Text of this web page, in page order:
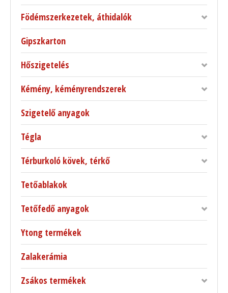
Födémszerkezetek, áthidalók
Gipszkarton
Hőszigetelés
Kémény, kéményrendszerek
Szigetelő anyagok
Tégla
Térburkoló kövek, térkő
Tetőablakok
Tetőfedő anyagok
Ytong termékek
Zalakerámia
Zsákos termékek